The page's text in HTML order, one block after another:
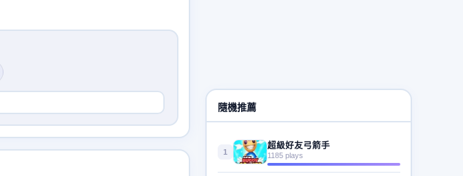
隨機推薦
1
超級好友弓箭手
1185 plays